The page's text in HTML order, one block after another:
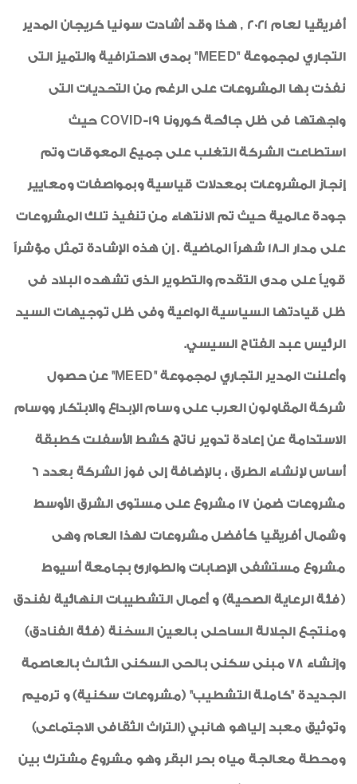
أفريقيا لعام 2021 , هذا وقد أشادت سونيا كريجان المدير
التجاري لمجموعة "MEED" بمدى الاحترافية والتميز التى
نفذت بها المشروعات على الرغم من التحديات التى
واجهتها فى ظل جائحة كورونا COVID-19 حيث
استطاعت الشركة التغلب على جميع المعوقات وتم
إنجاز المشروعات بمعدلات قياسية وبمواصفات ومعايير
جودة عالمية حيث تم الانتهاء من تنفيذ تلك المشروعات
على مدار الـ18 شهراً الماضية . إن هذه الإشادة تمثل مؤشراً
قوياً على مدى التقدم والتطوير الذى تشهده البلاد فى
ظل قيادتها السياسية الواعية وفى ظل توجيهات السيد
الرئيس عبد الفتاح السيسي.
وأعلنت المدير التجاري لمجموعة "MEED" عن حصول
شركة المقاولون العرب على وسام الإبداع والابتكار ووسام
الاستدامة عن إعادة تدوير ناتج كشط الأسفلت كطبقة
أساس لإنشاء الطرق ، بالإضافة إلى فوز الشركة بعدد 6
مشروعات ضمن 17 مشروع على مستوى الشرق الأوسط
وشمال أفريقيا كأفضل مشروعات لهذا العام وهى
مشروع مستشفى الإصابات والطوارئ بجامعة أسيوط
(فئة الرعاية الصحية) و أعمال التشطيبات النهائية لفندق
ومنتجع الجلالة الساحلى بالعين السخنة (فئة الفنادق)
وإنشاء 78 مبنى سكنى بالحى السكنى الثالث بالعاصمة
الجديدة "كاملة التشطيب" (مشروعات سكنية) و ترميم
وتوثيق معبد إلياهو هانبي (التراث الثقافى الاجتماعى)
ومحطة معالجة مياه بحر البقر وهو مشروع مشترك بين